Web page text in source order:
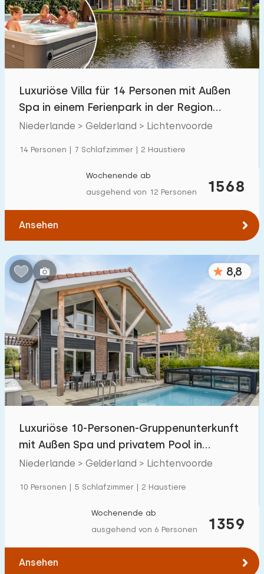
Schwimmbad 7
Eingezäunter Garten 11
Haustierfrei 11
Ladestation Auto
€ 0 — € 1000+
Schlafzimmern:
1 3 4
Badezimmer:
1 2 3 4 5
Entfernungen
Von Lichtenvoorde(max. km) :
Zum Meer(max. km):
5 10
1 2
Luxuriöse Villa für 14 Personen mit Außen
Spa in einem Ferienpark in der Region
Achterhoek
Niederlande > Gelderland > Lichtenvoorde
14 Personen | 7 Schlafzimmer | 2 Haustiere
1568
Wochenende ab
ausgehend von 12 Personen
Ansehen
8,8
Luxuriöse 10-Personen-Gruppenunterkunft
mit Außen Spa und privatem Pool in
Lichtenvoorde
Niederlande > Gelderland > Lichtenvoorde
10 Personen | 5 Schlafzimmer | 2 Haustiere
1359
Wochenende ab
ausgehend von 6 Personen
Ansehen